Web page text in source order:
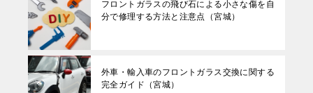
フロントガラスの飛び石による小さな傷を自
分で修理する方法と注意点（宮城）
外車・輸入車のフロントガラス交換に関する
完全ガイド（宮城）